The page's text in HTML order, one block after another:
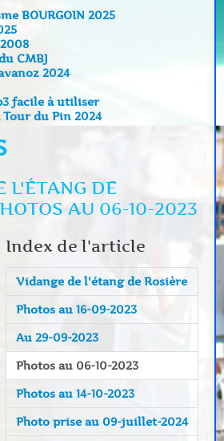
BOURGOIN 2025
CMBJ
2024
facile à utiliser
Tour du Pin 2024
L'ÉTANG DE
AU 06-10-2023
Index de l'article
Vidange de l'étang de Rosière
Photos au 16-09-2023
Au 29-09-2023
Photos au 06-10-2023
Photos au 14-10-2023
Photo prise au 09-juillet-2024